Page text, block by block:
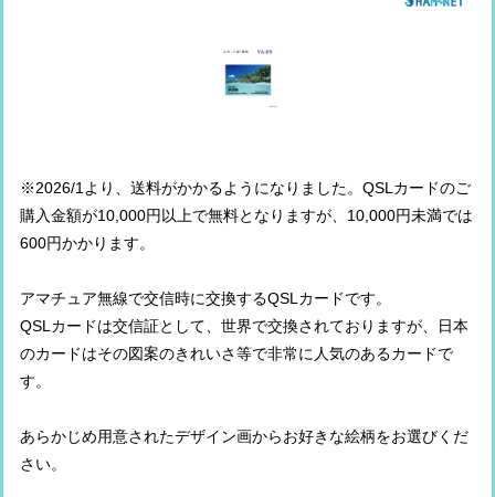
※2026/1より、送料がかかるようになりました。QSLカードのご
購入金額が10,000円以上で無料となりますが、10,000円未満では
600円かかります。
アマチュア無線で交信時に交換するQSLカードです。
QSLカードは交信証として、世界で交換されておりますが、日本
のカードはその図案のきれいさ等で非常に人気のあるカードで
す。
あらかじめ用意されたデザイン画からお好きな絵柄をお選びくだ
さい。